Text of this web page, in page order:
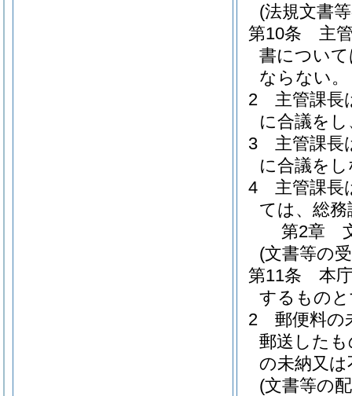
(法規文書
第10条
主
書につい
ならない。
2
主管課長
に合議を
3
主管課長
に合議を
4
主管課長
ては、総
第2章
(文書等の
第11条
本
するもの
2
郵便料の
郵送した
の未納又
(文書等の